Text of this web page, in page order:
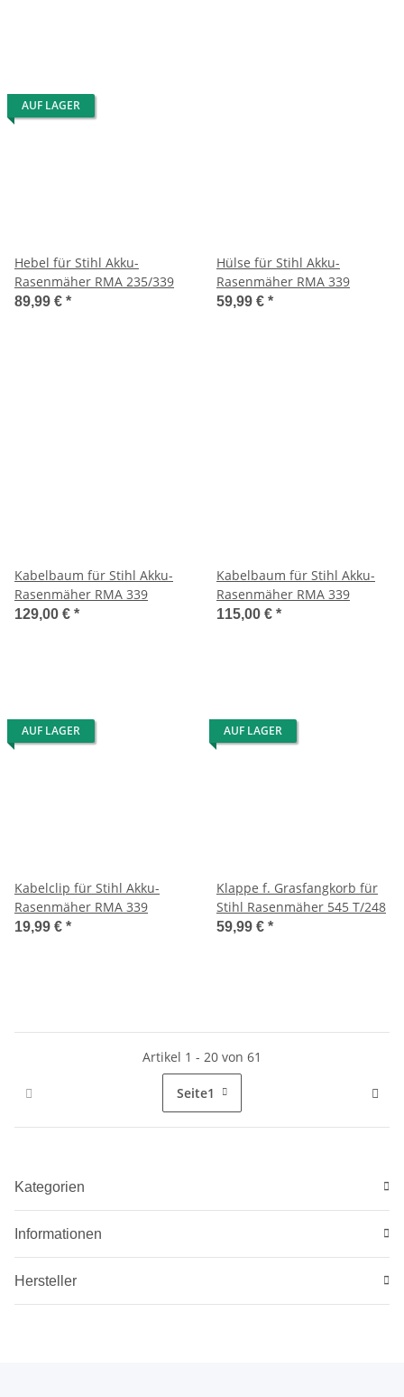
AUF LAGER
Hebel für Stihl Akku-
Rasenmäher RMA 235/339
89,99 € *
Hülse für Stihl Akku-
Rasenmäher RMA 339
59,99 € *
Kabelbaum für Stihl Akku-
Rasenmäher RMA 339
129,00 € *
Kabelbaum für Stihl Akku-
Rasenmäher RMA 339
115,00 € *
AUF LAGER
Kabelclip für Stihl Akku-
Rasenmäher RMA 339
19,99 € *
AUF LAGER
Klappe f. Grasfangkorb für
Stihl Rasenmäher 545 T/248
59,99 € *
Artikel 1 - 20 von 61
Seite1
Kategorien
Informationen
Hersteller